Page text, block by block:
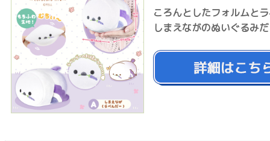
ころんとしたフォルムと
しまえながのぬいぐるみ